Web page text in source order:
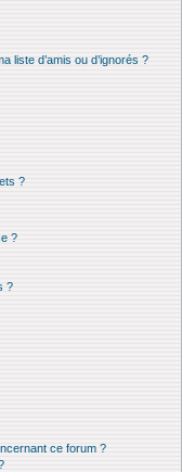
liste d’amis ou d’ignorés ?
?
?
?
ce forum ?